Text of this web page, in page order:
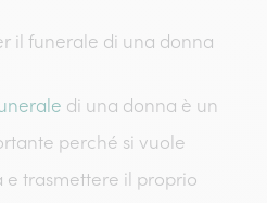
il funerale di una donna
di una donna è un
perché si vuole
trasmettere il proprio